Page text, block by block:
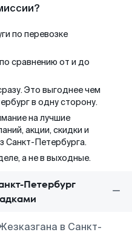
по перевозке
сравнению от и до
Это выгоднее чем
в одну сторону.
на лучшие
акции, скидки и
Санкт-Петербурга.
а не в выходные.
Петербург
в Санкт-